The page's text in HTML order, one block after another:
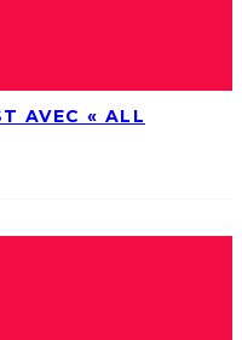
AVEC « ALL